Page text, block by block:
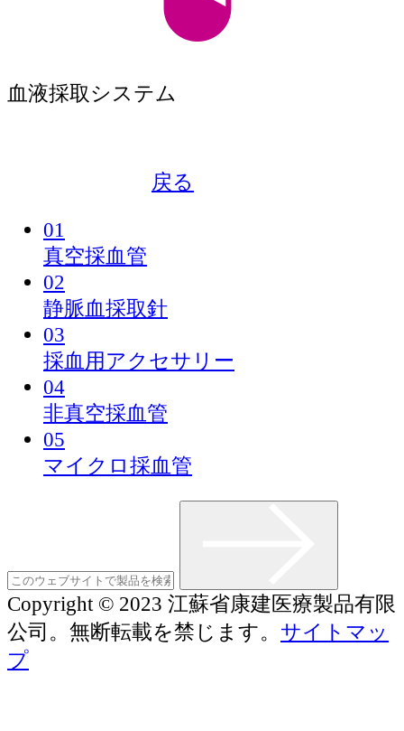
血液採取システム
戻る
01
真空採血管
02
静脈血採取針
03
採血用アクセサリー
04
非真空採血管
05
マイクロ採血管
Copyright © 2023 江蘇省康建医療製品有限
公司。無断転載を禁じます。 サイトマッ
プ